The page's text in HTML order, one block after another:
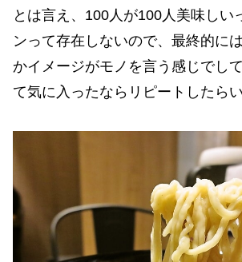
とは言え、100人が100人美味しい
ンって存在しないので、最終的に
かイメージがモノを言う感じでし
て気に入ったならリピートしたら